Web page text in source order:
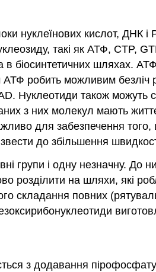
нуклеїнових кислот,
такі як АТФ, CTP,
в біосинтетичних шляхах.
робить можливим безліч
Нуклеотиди також
з них молекул мають
для забезпечення
до збільшення
групи і одну незначну. До
розділити на шляхи, які
складання повних
з додавання